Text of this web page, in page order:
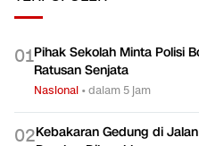
01Pihak Sekolah Minta Polisi
Ratusan Senjata
Nasional •dalam 5 jam
02Kebakaran Gedung di